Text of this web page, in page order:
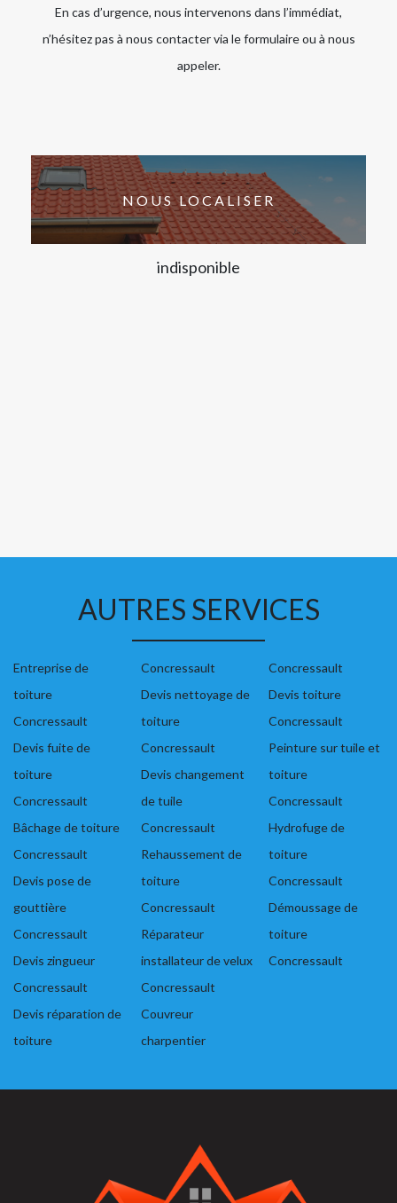
En cas d’urgence, nous intervenons dans l’immédiat,
n’hésitez pas à nous contacter via le formulaire ou à nous
appeler.
NOUS LOCALISER
indisponible
AUTRES SERVICES
Entreprise de
toiture
Concressault
Devis fuite de
toiture
Concressault
Bâchage de toiture
Concressault
Devis pose de
gouttière
Concressault
Devis zingueur
Concressault
Devis réparation de
toiture
Concressault
Devis nettoyage de
toiture
Concressault
Devis changement
de tuile
Concressault
Rehaussement de
toiture
Concressault
Réparateur
installateur de velux
Concressault
Couvreur
charpentier
Concressault
Devis toiture
Concressault
Peinture sur tuile et
toiture
Concressault
Hydrofuge de
toiture
Concressault
Démoussage de
toiture
Concressault